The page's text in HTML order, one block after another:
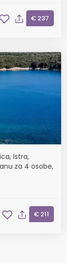
€ 237
Istra,
za 4 osobe,
€ 211